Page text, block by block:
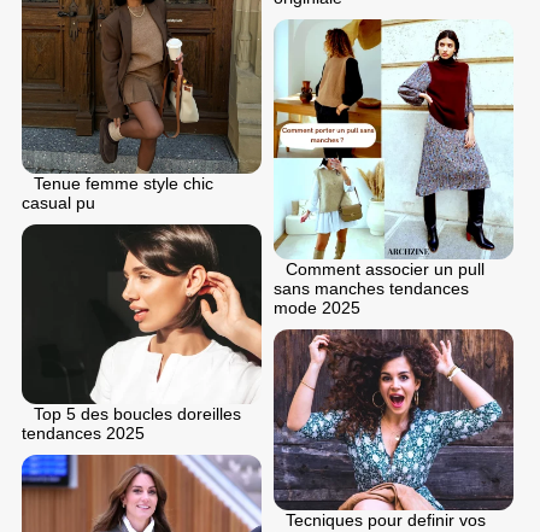
Tenue femme style chic
casual pu
Comment associer un pull
sans manches tendances
mode 2025
Top 5 des boucles doreilles
tendances 2025
Tecniques pour definir vos